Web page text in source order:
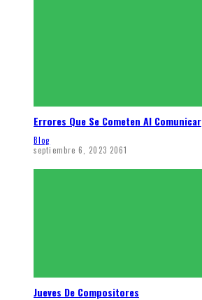
Errores Que Se Cometen Al Comunicar
Blog
septiembre 6, 2023 2061
Jueves De Compositores